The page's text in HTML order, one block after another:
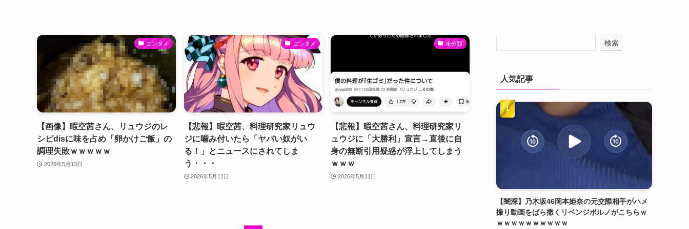
エンタメ
【画像】暇空茜さん、リュウジのレ
シピdisに味を占め「卵かけご飯」の
調理失敗ｗｗｗｗｗ
2026年5月13日
エンタメ
【悲報】暇空茜、料理研究家リュウ
ジに噛み付いたら「ヤバい奴がい
る！」とニュースにされてしま
う・・・
2026年5月11日
未分類
【悲報】暇空茜さん、料理研究家リ
ュウジに「大勝利」宣言→直後に自
身の無断引用疑惑が浮上してしまう
ｗｗｗ
2026年5月11日
検索
人気記事
【闇深】乃木坂46岡本姫奈の元交際相手がハメ
撮り動画をばら撒くリベンジポルノがこちらｗ
ｗｗｗｗｗｗｗｗｗｗ